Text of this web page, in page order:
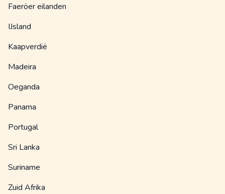
Faeröer eilanden
IJsland
Kaapverdië
Madeira
Oeganda
Panama
Portugal
Sri Lanka
Suriname
Zuid Afrika